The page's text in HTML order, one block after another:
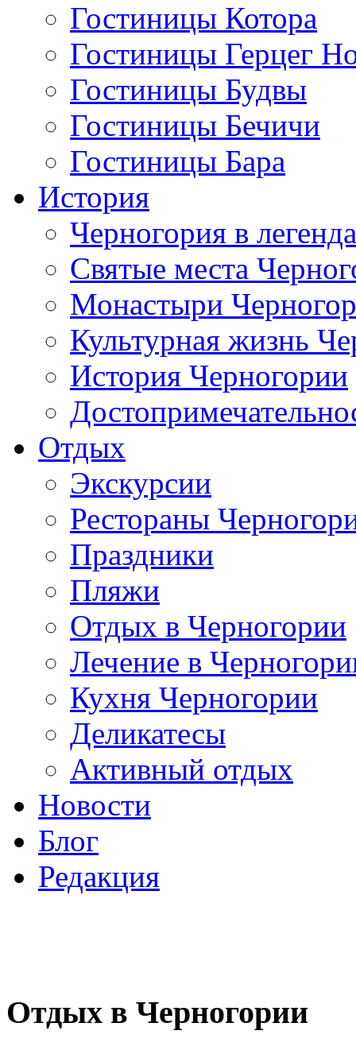
Гостиницы Котора
Гостиницы Герцег
Гостиницы Будвы
Гостиницы Бечичи
Гостиницы Бара
История
Черногория в
Святые места
Монастыри
Культурная жизнь
История Черногории
Отдых
Экскурсии
Рестораны
Праздники
Пляжи
Отдых в Черногории
Лечение в
Кухня Черногории
Деликатесы
Активный отдых
Новости
Блог
Редакция
Отдых в Черногории